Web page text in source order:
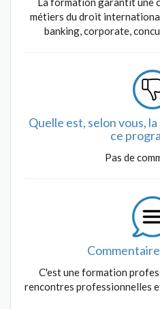
métiers du droit
banking, corporate,
Quelle est, selon vous,
ce
Pas de
C'est une formation
rencontres professionnelles